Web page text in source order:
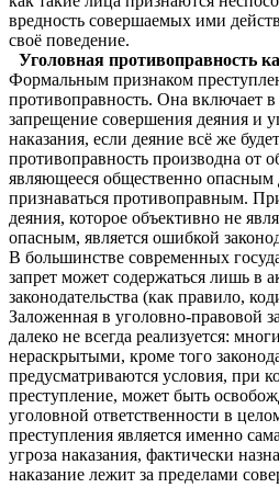
вредность совершаемых ими
своё поведение.
Уголовная противоправность
Формальным признаком
противоправность. Она включает в
запрещение совершения деяния и
наказания, если деяние всё же
противоправность производна от
являющееся общественно опасным
признаваться противоправным.
деяния, которое объективно не
опасным, является ошибкой
В большинстве современных
запрет может содержаться лишь в
законодательства (как правило,
Заложенная в уголовно-правовой
далеко не всегда реализуется:
нераскрытыми, кроме того
предусматриваются условия, при
преступление, может быть
уголовной ответственности в
преступления является именно
угроза наказания, фактически
наказание лежит за пределами